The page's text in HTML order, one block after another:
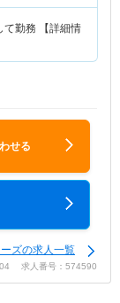
て勤務 【詳細情
せる
ズの求人一覧
求人番号：574590